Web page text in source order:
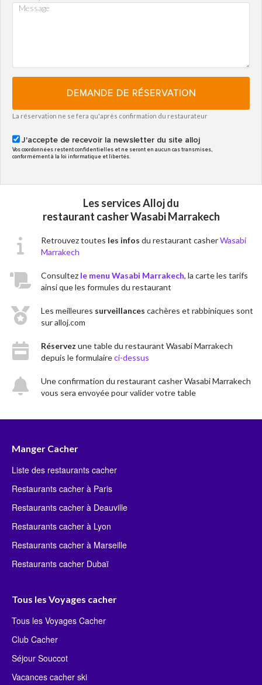
DEMANDE DE RÉSERVATION
La réservation ne se fera qu'après confirmation du restaurateur
J'accepte de recevoir la newsletter du site alloj
Vos coordonnées restent confidentielles et ne seront en aucun cas transmises,
conformément à la loi informatique et libertés.
Les services Alloj du
restaurant casher Wasabi Marrakech
Retrouvez toutes les infos du restaurant casherWasabi
Marrakech
Consultez le menu Wasabi Marrakech, la carte les tarifs
ainsi que les formules du restaurant
Les meilleures surveillances cachères et rabbiniques sont
sur alloj.com
Réservez une table du restaurant Wasabi Marrakech
depuis le formulaireci-dessus
Une confirmation du restaurant casher Wasabi Marrakech
vous sera envoyée pour valider votre table
Manger Cacher
Liste des restaurants cacher
Restaurants cacher à Paris
Restaurants cacher à Deauville
Restaurants cacher à Lyon
Restaurants cacher à Marseille
Restaurants cacher Dubaï
Tous les Voyages cacher
Tous les Voyages Cacher
Club Cacher
Séjour Souccot
Vacances cacher ski